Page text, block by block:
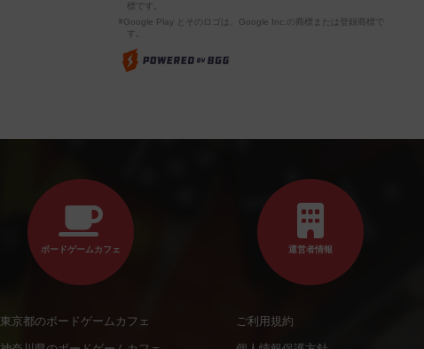
標です。
※Google Play とそのロゴは、Google Inc.の商標または登録商標で
す。
ボードゲームカフェ
東京都のボードゲームカフェ
運営者情報
ご利用規約